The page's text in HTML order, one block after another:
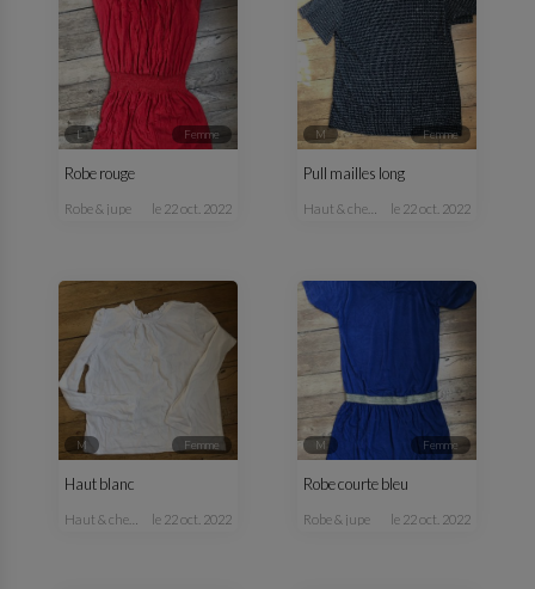
L femme
Robe rouge
robe & jupe le 22 oct. 2022
M femme
Pull mailles long
haut & chemisier le 22 oct. 2022
M femme
Haut blanc
haut & chemisier le 22 oct. 2022
M femme
Robe courte bleu
robe & jupe le 22 oct. 2022